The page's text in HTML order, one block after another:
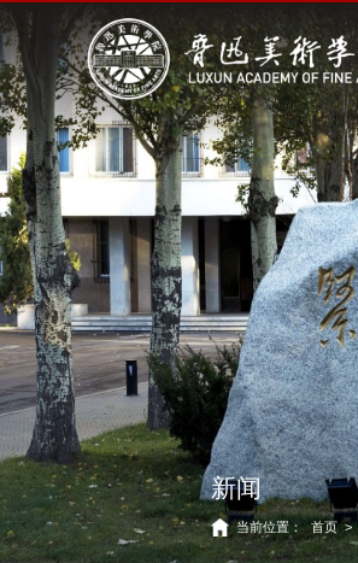
新闻
当前位置： 首页 >